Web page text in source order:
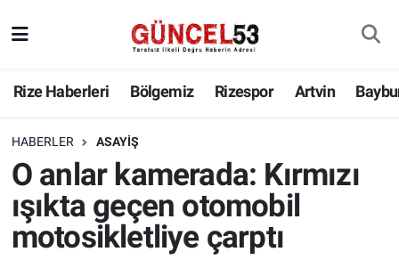
Rize Haberleri Bölgemiz Rizespor Artvin
HABERLER ASAYIŞ
O anlar kamerada: Kırmızı
ışıkta geçen otomobil
motosikletliye çarptı